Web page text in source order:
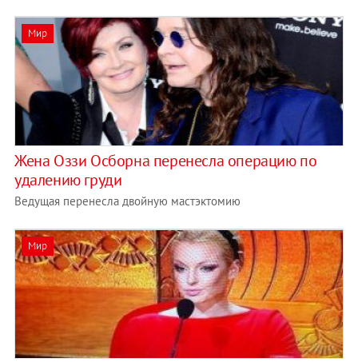
Мир
Жена Оззи Осборна перенесла операцию по
удалению груди
Ведущая перенесла двойную мастэктомию
Мир